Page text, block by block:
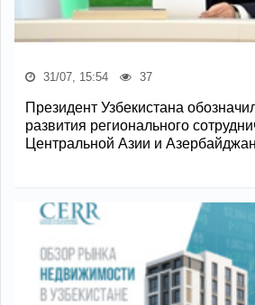
31/07, 15:54 37
Президент Узбекистана
развития регионального
Центральной Азии и